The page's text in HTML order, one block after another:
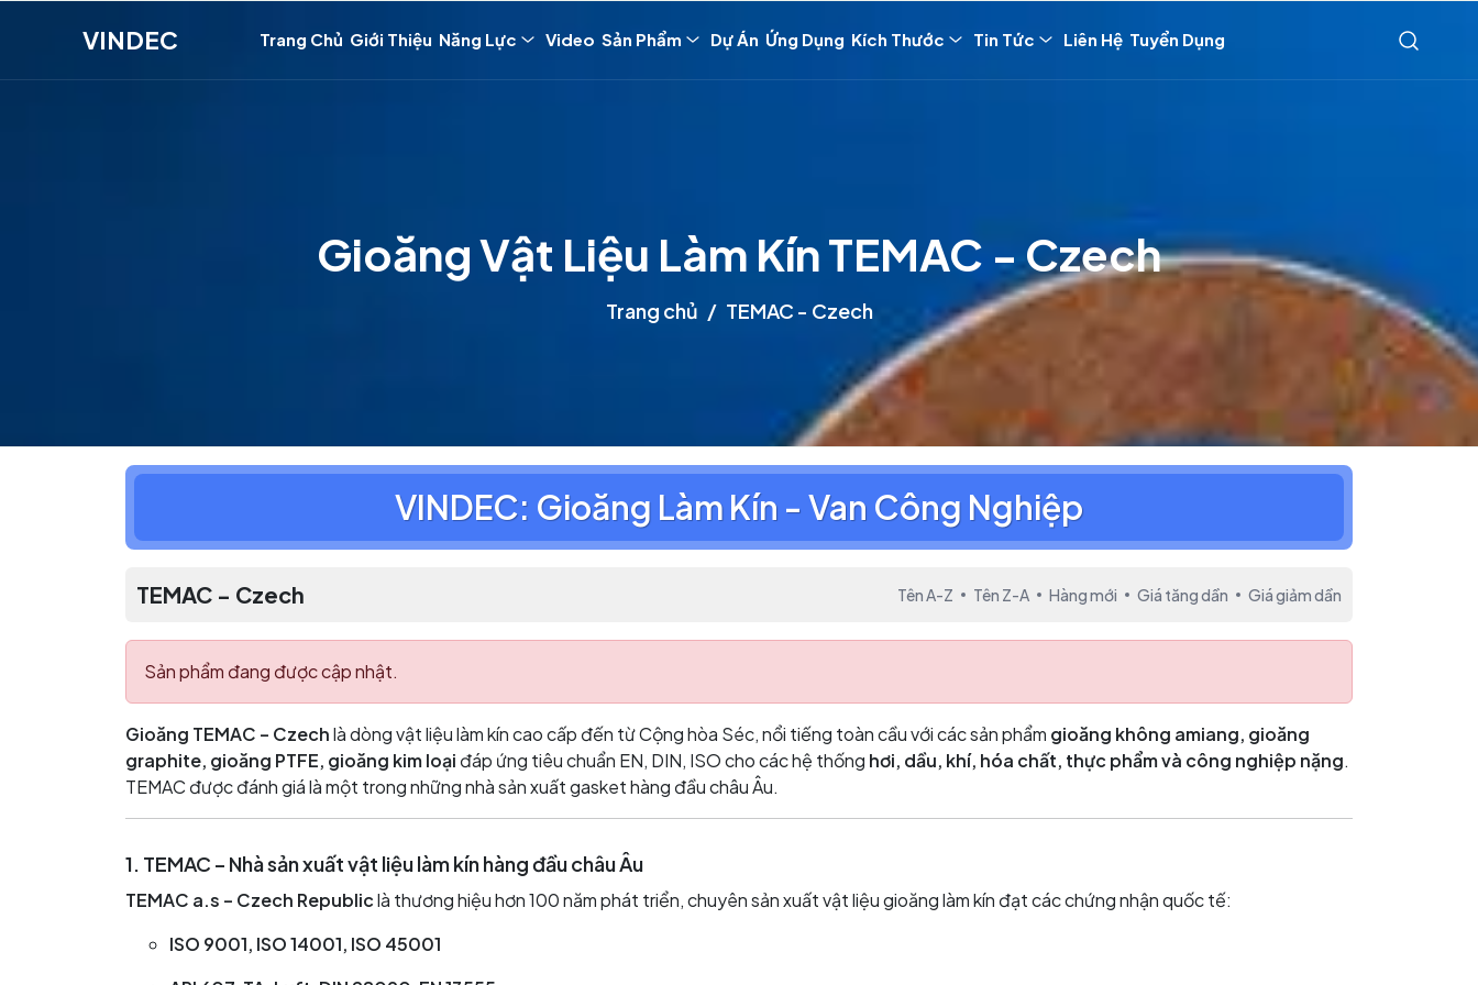
VINDEC Trang Chủ Giới Thiệu Năng Lực Video Sản Phẩm Dự Án Ứng Dụng Kích Thước Tin Tức Liên Hệ Tuyển Dụng
Gioăng Vật Liệu Làm Kín TEMAC - Czech
Trang chủ TEMAC - Czech
VINDEC: Gioăng Làm Kín - Van Công Nghiệp
TEMAC - Czech Tên A-Z Tên Z-A Hàng mới Giá tăng dần Giá giảm dần
Sản phẩm đang được cập nhật.
Gioăng TEMAC – Czechlà dòng vật liệu làm kín cao cấp đến từ Cộng hòa Séc, nổi tiếng toàn cầu với các sản phẩm gioăng không amiang, gioăng
graphite, gioăng PTFE, gioăng kim loại đáp ứng tiêu chuẩn EN, DIN, ISO cho các hệ thống hơi, dầu, khí, hóa chất, thực phẩm và công nghiệp nặng.
TEMAC được đánh giá là một trong những nhà sản xuất gasket hàng đầu châu Âu.
1. TEMAC – Nhà sản xuất vật liệu làm kín hàng đầu châu Âu
TEMAC a.s – Czech Republiclà thương hiệu hơn 100 năm phát triển, chuyên sản xuất vật liệu gioăng làm kín đạt các chứng nhận quốc tế:
ISO 9001, ISO 14001, ISO 45001